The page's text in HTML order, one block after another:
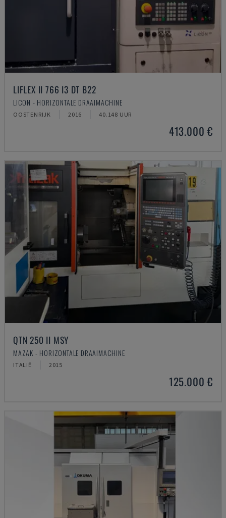
LIFLEX II 766 I3 DT B22
LICON - HORIZONTALE DRAAIMACHINE
OOSTENRIJK 2016 40.148 UUR
413.000 €
QTN 250 II MSY
MAZAK - HORIZONTALE DRAAIMACHINE
ITALIË 2015
125.000 €